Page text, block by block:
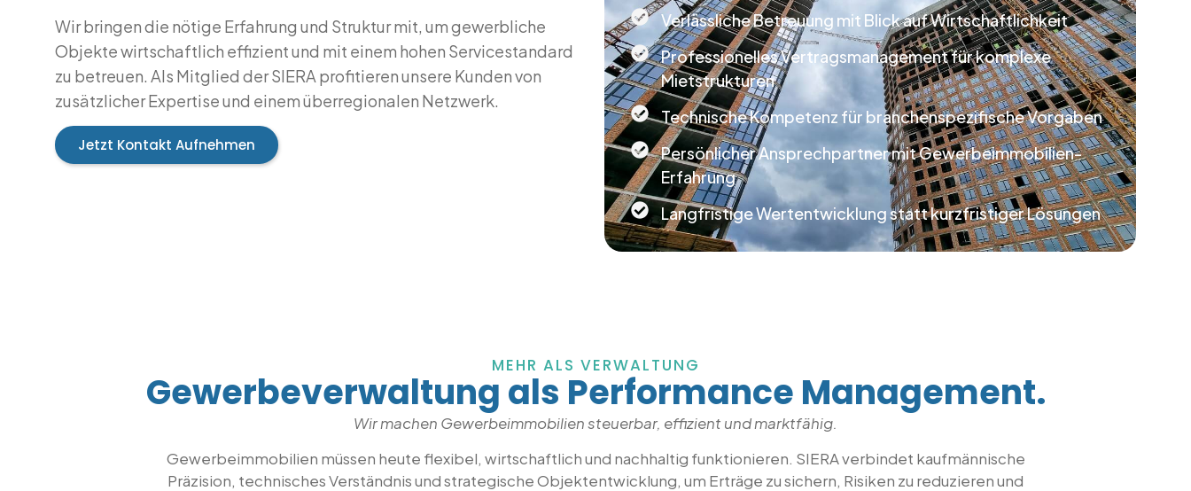
Wir bringen die nötige Erfahrung und Struktur mit, um gewerbliche
Objekte wirtschaftlich effizient und mit einem hohen Servicestandard
zu betreuen. Als Mitglied der SIERA profitieren unsere Kunden von
zusätzlicher Expertise und einem überregionalen Netzwerk.
Jetzt Kontakt Aufnehmen
Verlässliche Betreuung mit Blick auf Wirtschaftlichkeit
Professionelles Vertragsmanagement für komplexe
Mietstrukturen
Technische Kompetenz für branchenspezifische Vorgaben
Persönlicher Ansprechpartner mit Gewerbeimmobilien-
Erfahrung
Langfristige Wertentwicklung statt kurzfristiger Lösungen
MEHR ALS VERWALTUNG
Gewerbeverwaltung als Performance Management.
Wir machen Gewerbeimmobilien steuerbar, effizient und marktfähig.
Gewerbeimmobilien müssen heute flexibel, wirtschaftlich und nachhaltig funktionieren. SIERA verbindet kaufmännische
Präzision, technisches Verständnis und strategische Objektentwicklung, um Erträge zu sichern, Risiken zu reduzieren und